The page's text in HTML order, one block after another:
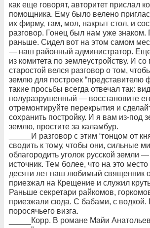
как еще говорят, авторитет прислал
помощника. Ему было велено
их фирму, там, мол, накрыт стол, и
разговор. Гонец был нам уже знаком.
раньше. Сидел вот на этом самом
— наш районный администратор.
из комитета по землеустройству. И со
старостой велся разговор о том,
землю для построек “представителю
такие просьбы всегда отвечал так:
полуразрушенный — восстановите
отремонтируйте перекрытия и
сохранить постройку. И я вам из-под
землю, простите за каламбур.
_____И разговор с этим “гонцом от
сводить к тому, чтобы они, сильные
облагородить уголок русской земли
источник. Тем более, что на это место
десяти лет наш любимый священник
приезжал на Крещение и служил
Раньше секретари райкомов,
приезжали сюда. С бабами, с водкой.
поросячьего визга.
_____Корр. В романе Майи